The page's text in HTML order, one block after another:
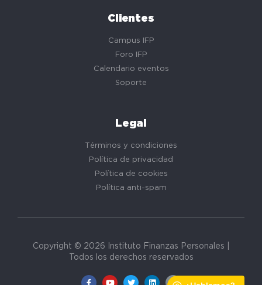
Clientes
Campus IFP
Foro IFP
Calendario eventos
Soporte
Legal
Términos y condiciones
Política de privacidad
Política de cookies
Política anti-spam
Copyright © 2026 Instituto Finanzas Personales |
Todos los derechos reservados